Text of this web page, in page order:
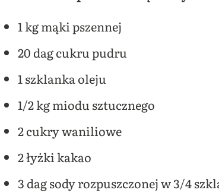
1 kg mąki pszennej
20 dag cukru pudru
1 szklanka oleju
1/2 kg miodu sztucznego
2 cukry waniliowe
2 łyżki kakao
3 dag sody rozpuszczonej w 3/4